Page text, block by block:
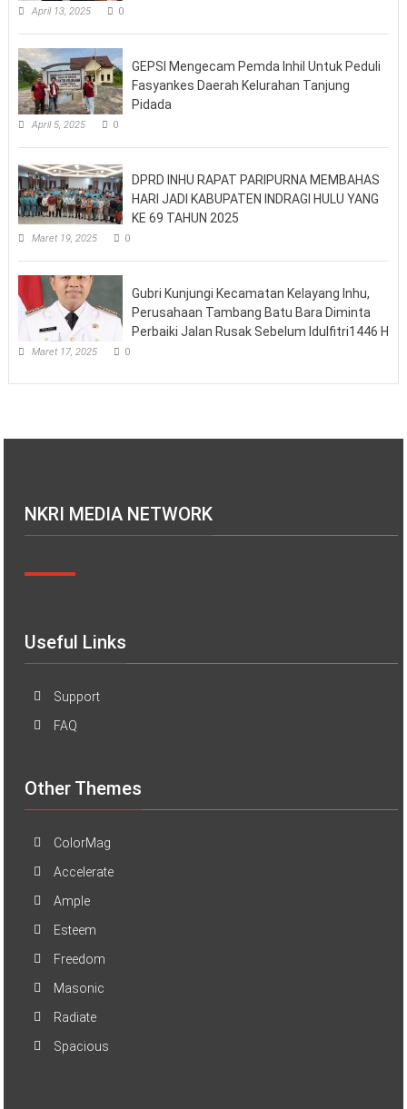
April 13, 2025 0
GEPSI Mengecam Pemda Inhil Untuk Peduli
Fasyankes Daerah Kelurahan Tanjung
Pidada
April 5, 2025 0
DPRD INHU RAPAT PARIPURNA MEMBAHAS
HARI JADI KABUPATEN INDRAGI HULU YANG
KE 69 TAHUN 2025
Maret 19, 2025 0
Gubri Kunjungi Kecamatan Kelayang Inhu,
Perusahaan Tambang Batu Bara Diminta
Perbaiki Jalan Rusak Sebelum Idulfitri1446 H
Maret 17, 2025 0
NKRI MEDIA NETWORK
Useful Links
Support
FAQ
Other Themes
ColorMag
Accelerate
Ample
Esteem
Freedom
Masonic
Radiate
Spacious